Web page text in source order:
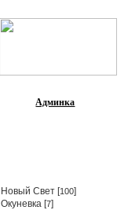
Админка
Новый Свет[100]
Окуневка[7]